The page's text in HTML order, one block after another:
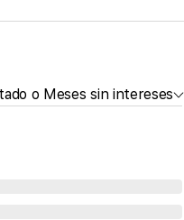
o Meses sin intereses